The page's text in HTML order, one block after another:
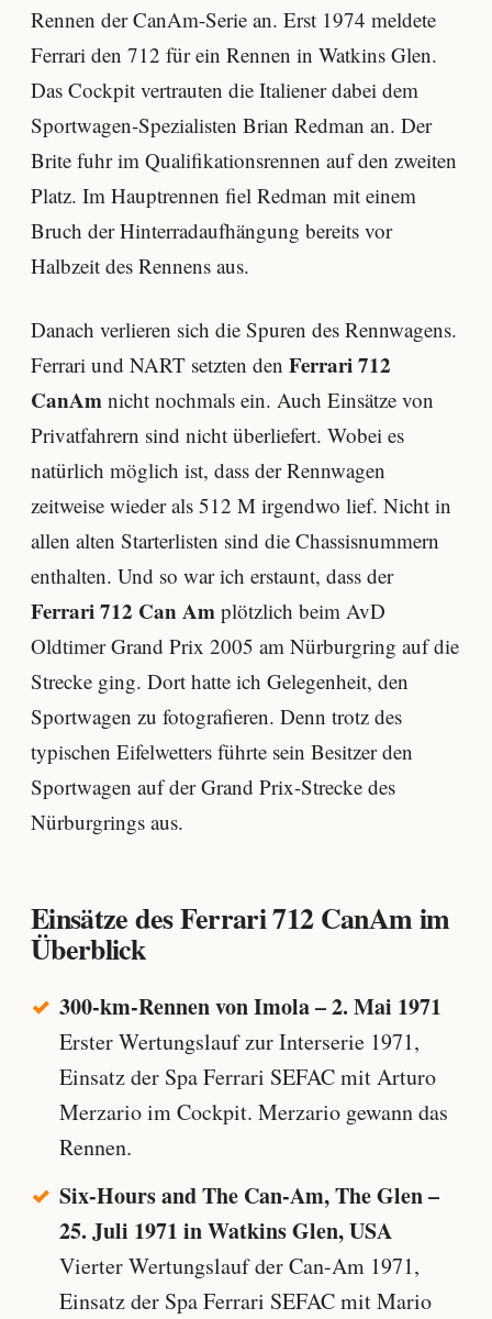
Rennen der CanAm-Serie an. Erst 1974 meldete
Ferrari den 712 für ein Rennen in Watkins Glen.
Das Cockpit vertrauten die Italiener dabei dem
Sportwagen-Spezialisten Brian Redman an. Der
Brite fuhr im Qualifikationsrennen auf den zweiten
Platz. Im Hauptrennen fiel Redman mit einem
Bruch der Hinterradaufhängung bereits vor
Halbzeit des Rennens aus.
Danach verlieren sich die Spuren des Rennwagens.
Ferrari und NART setzten den Ferrari 712
CanAm nicht nochmals ein. Auch Einsätze von
Privatfahrern sind nicht überliefert. Wobei es
natürlich möglich ist, dass der Rennwagen
zeitweise wieder als 512 M irgendwo lief. Nicht in
allen alten Starterlisten sind die Chassisnummern
enthalten. Und so war ich erstaunt, dass der
Ferrari 712 Can Am plötzlich beim AvD
Oldtimer Grand Prix 2005 am Nürburgring auf die
Strecke ging. Dort hatte ich Gelegenheit, den
Sportwagen zu fotografieren. Denn trotz des
typischen Eifelwetters führte sein Besitzer den
Sportwagen auf der Grand Prix-Strecke des
Nürburgrings aus.
Einsätze des Ferrari 712 CanAm im
Überblick
300-km-Rennen von Imola – 2. Mai 1971
Erster Wertungslauf zur Interserie 1971,
Einsatz der Spa Ferrari SEFAC mit Arturo
Merzario im Cockpit. Merzario gewann das
Rennen.
Six-Hours and The Can-Am, The Glen –
25. Juli 1971 in Watkins Glen, USA
Vierter Wertungslauf der Can-Am 1971,
Einsatz der Spa Ferrari SEFAC mit Mario